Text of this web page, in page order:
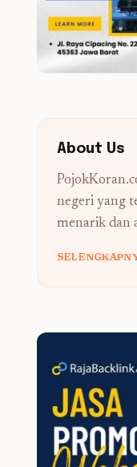
About Us
negeri yang
menarik dan